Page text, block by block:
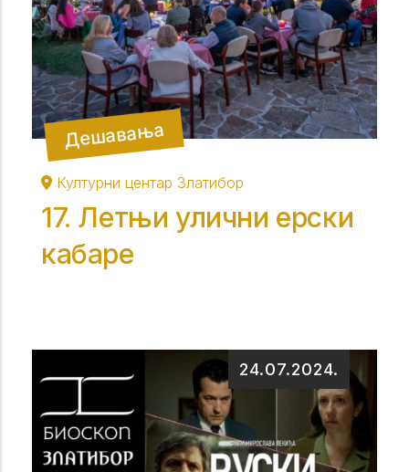
Дешавања
Културни центар Златибор
17. Летњи улични ерски
кабаре
24.07.2024.